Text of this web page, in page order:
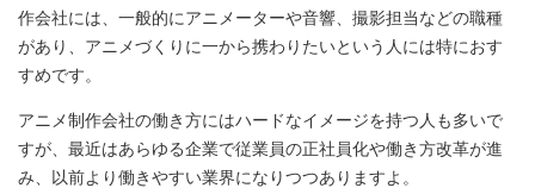
作会社には、一般的にアニメーターや音響、撮影担当などの職種
があり、アニメづくりに一から携わりたいという人には特におす
すめです。
アニメ制作会社の働き方にはハードなイメージを持つ人も多いで
すが、最近はあらゆる企業で従業員の正社員化や働き方改革が進
み、以前より働きやすい業界になりつつありますよ。